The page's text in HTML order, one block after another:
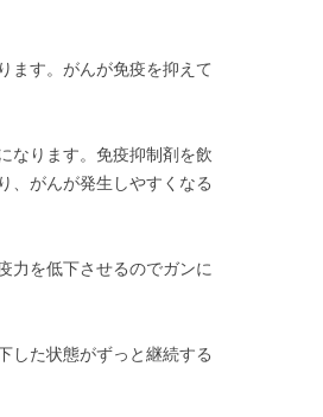
ます。がんが免疫を抑えて
なります。免疫抑制剤を飲
、がんが発生しやすくなる
力を低下させるのでガンに
した状態がずっと継続する